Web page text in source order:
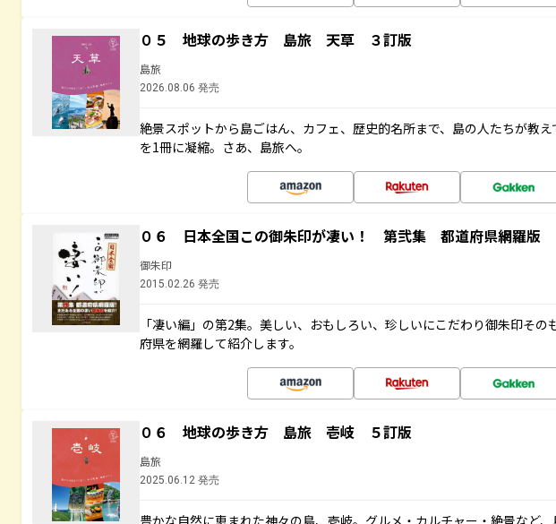
０５ 地球の歩き方 島旅 天草 ３訂版
島旅
2026.08.06 発売
絶景スポットから島ごはん、カフェ、歴史的名所まで、島の人たちが教
を1冊に凝縮。さあ、島旅へ。
０６ 日本全国この御朱印が凄い！ 第弐集 都道府県網羅版
御朱印
2015.02.26 発売
「凄い編」の第2集。美しい、おもしろい、珍しいにこだわり御朱印その
府県を網羅して紹介します。
０６ 地球の歩き方 島旅 壱岐 ５訂版
島旅
2025.06.12 発売
豊かな自然に恵まれた神々の島、壱岐。グルメ・カルチャー・絶景など